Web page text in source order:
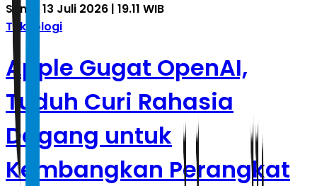
Senin, 13 Juli 2026 | 19.11 WIB
Teknologi
Apple Gugat OpenAI,
Tuduh Curi Rahasia
Dagang untuk
Kembangkan Perangkat